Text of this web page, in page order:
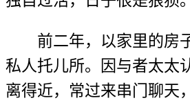
前二年，以家里的房
私人托儿所。因与者太太
离得近，常过来串门聊天